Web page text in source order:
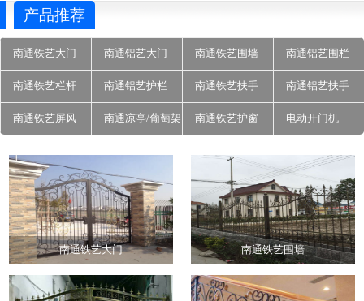
产品推荐
南通铁艺大门 南通铝艺大门 南通铁艺围墙 南通铝艺围栏
南通铁艺栏杆 南通铝艺护栏 南通铁艺扶手 南通铝艺扶手
南通铁艺屏风 南通凉亭/葡萄架 南通铁艺护窗 电动开门机
南通铁艺大门 南通铁艺围墙